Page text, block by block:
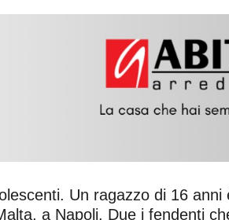
Un ragazzo di 16
a Napoli. Due i fendenti